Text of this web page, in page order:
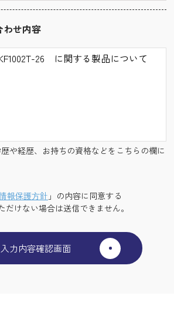
わせ内容
や経歴、お持ちの資格などをこちらの欄に
報保護⽅針 」の内容に同意する
けない場合は送信できません。